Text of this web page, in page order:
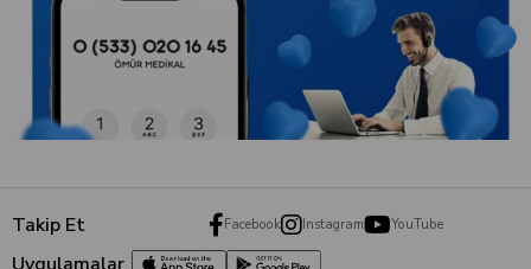
Alışveriş
Hemen abone olun, medikal blog içeriklerimizden ilk siz
haberdar olun!